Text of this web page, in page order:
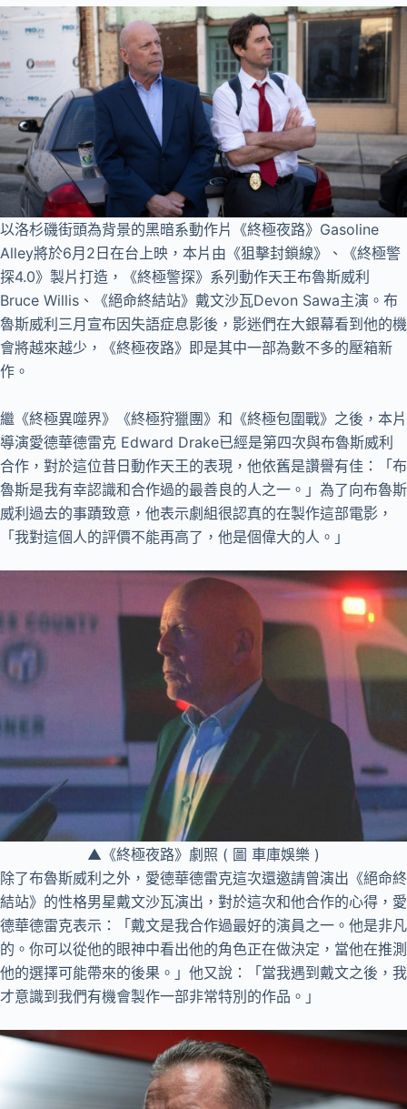
以洛杉磯街頭為背景的黑暗系動作片《終極夜路》Gasoline
Alley將於6月2日在台上映，本片由《狙擊封鎖線》、《終極警
探4.0》製片打造，《終極警探》系列動作天王布魯斯威利
Bruce Willis、《絕命終結站》戴文沙瓦Devon Sawa主演。布
魯斯威利三月宣布因失語症息影後，影迷們在大銀幕看到他的機
會將越來越少，《終極夜路》即是其中一部為數不多的壓箱新
作。
繼《終極異噬界》《終極狩獵團》和《終極包圍戰》之後，本片
導演愛德華德雷克 Edward Drake已經是第四次與布魯斯威利
合作，對於這位昔日動作天王的表現，他依舊是讚譽有佳：「布
魯斯是我有幸認識和合作過的最善良的人之一。」為了向布魯斯
威利過去的事蹟致意，他表示劇組很認真的在製作這部電影，
「我對這個人的評價不能再高了，他是個偉大的人。」
▲《終極夜路》劇照 ( 圖 車庫娛樂 )
除了布魯斯威利之外，愛德華德雷克這次還邀請曾演出《絕命終
結站》的性格男星戴文沙瓦演出，對於這次和他合作的心得，愛
德華德雷克表示：「戴文是我合作過最好的演員之一。他是非凡
的。你可以從他的眼神中看出他的角色正在做決定，當他在推測
他的選擇可能帶來的後果。」他又說：「當我遇到戴文之後，我
才意識到我們有機會製作一部非常特別的作品。」